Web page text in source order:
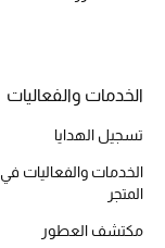
أبرز المصممين
أبرز الحقائب
الخدمات والفعاليات
تسجيل الهدايا
الخدمات والفعاليات في
المتجر
مكتشف العطور